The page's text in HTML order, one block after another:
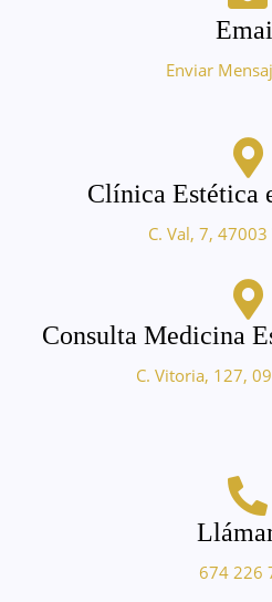
Enviar
Clínica Estética
C. Val, 7,
Consulta Medicina
C. Vitoria, 127,
674 226